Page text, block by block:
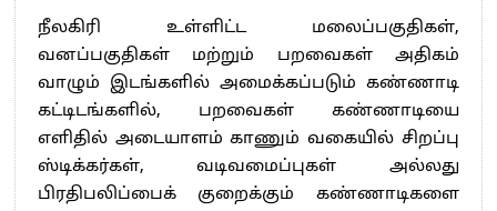
நீலகிரி உள்ளிட்ட மலைப்பகுதிகள்,
வனப்பகுதிகள் மற்றும் பறவைகள் அதிகம்
வாழும் இடங்களில் அமைக்கப்படும் கண்ணாடி
கட்டிடங்களில், பறவைகள் கண்ணாடியை
எளிதில் அடையாளம் காணும் வகையில் சிறப்பு
ஸ்டிக்கர்கள், வடிவமைப்புகள் அல்லது
பிரதிபலிப்பைக் குறைக்கும் கண்ணாடிகளை